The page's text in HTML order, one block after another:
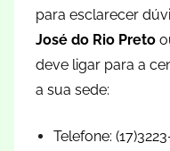
para esclarecer
José do Rio Preto
deve ligar para a
a sua sede:
Telefone: